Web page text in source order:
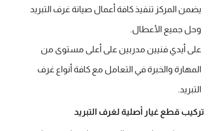
يضمن المركز تنفيذ كافة أعمال صيانة غرف التبريد
وحل جميع الأعطال.
على أيدي فنيين مدربين على أعلى مستوى من
المهارة والخبرة في التعامل مع كافة أنواع غرف
التبريد.
تركيب قطع غيار أصلية لغرف التبريد